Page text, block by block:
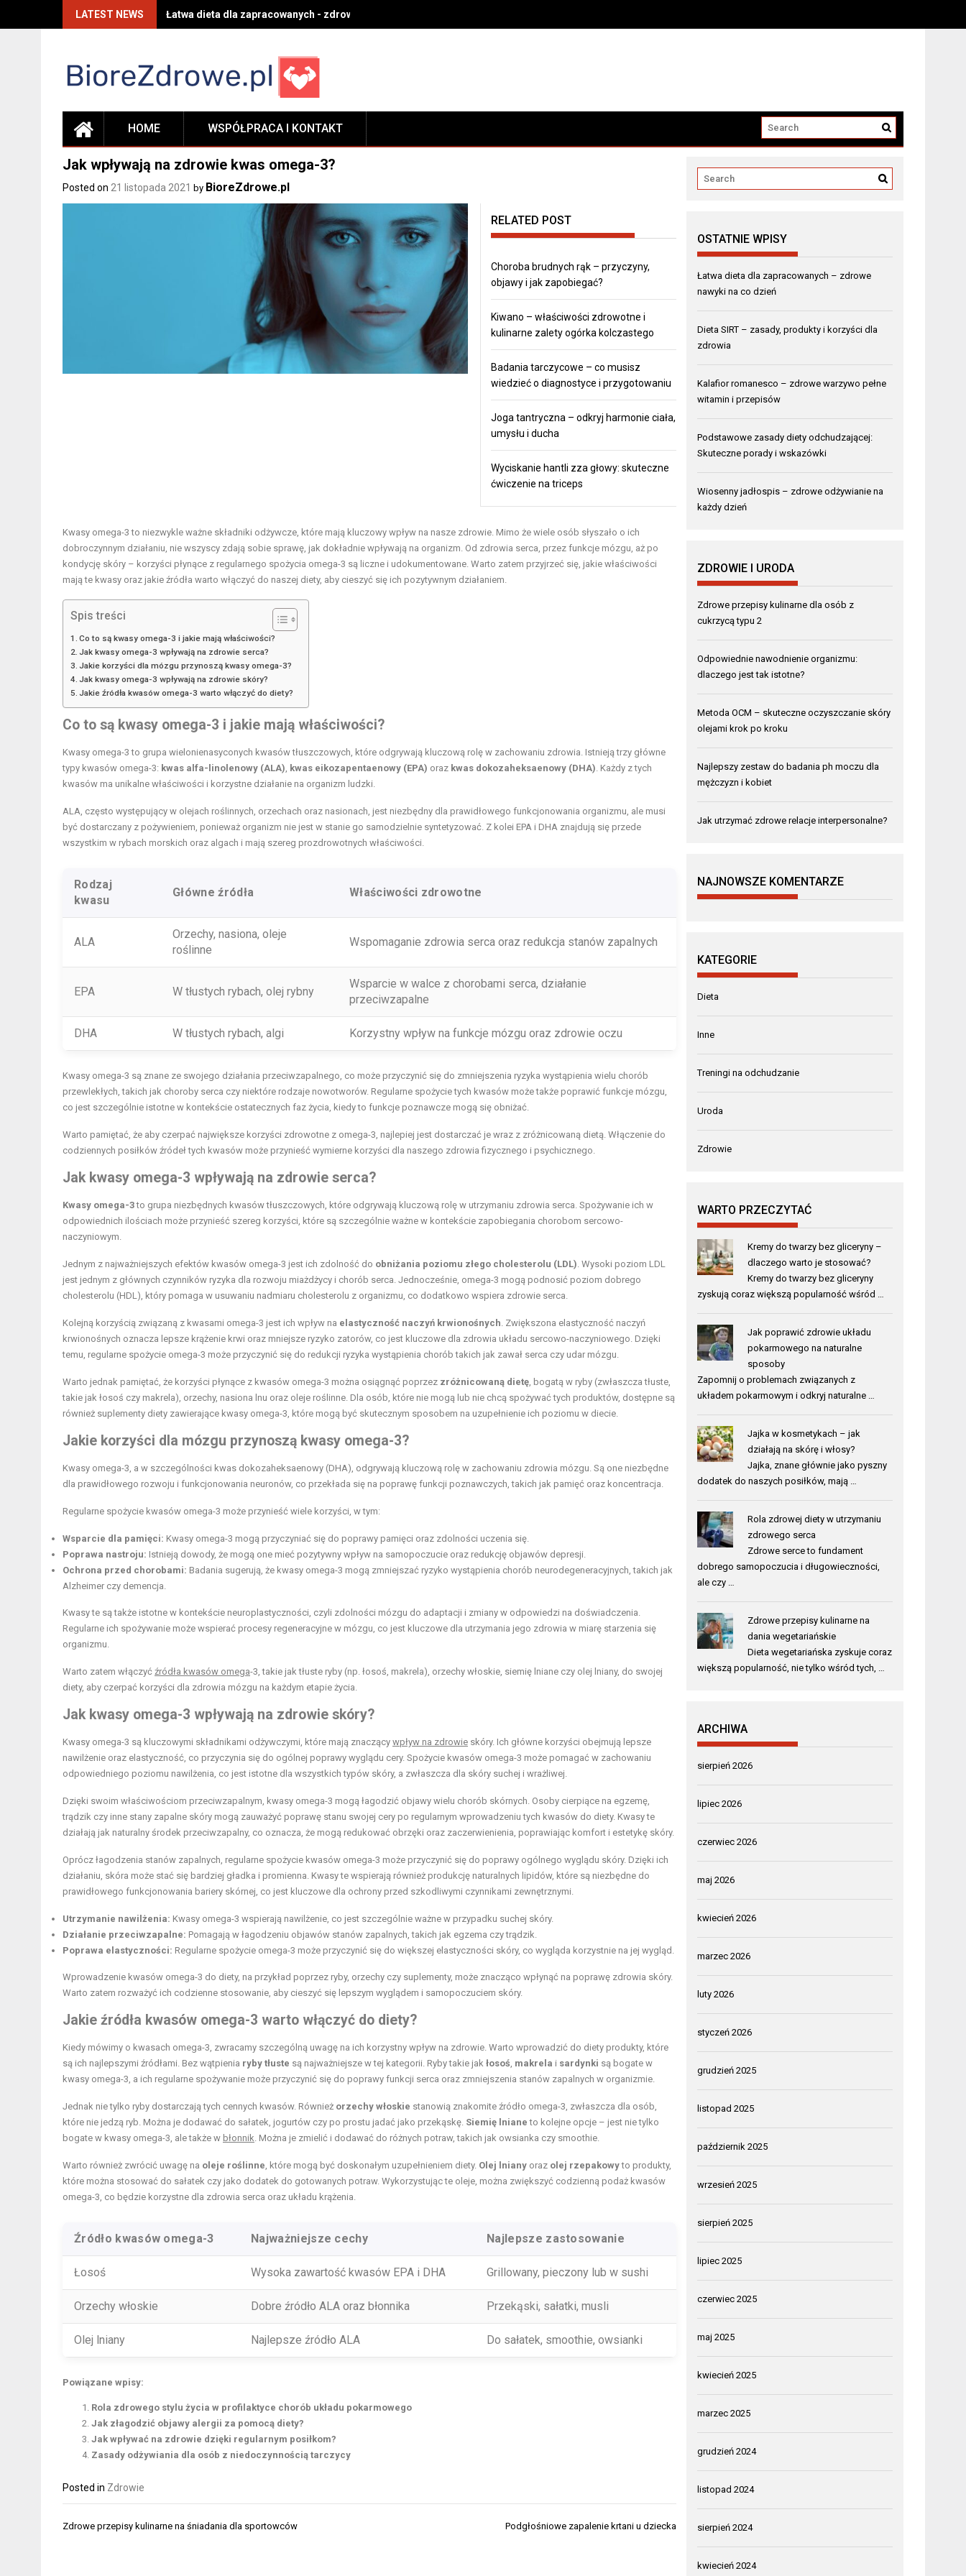
LATEST NEWS Łatwa dieta dla zapracowanych - zdrowe nawyki na co dzień
HOME WSPÓŁPRACA I KONTAKT
Jak wpływają na zdrowie kwas omega-3?
Posted on 21 listopada 2021 by BioreZdrowe.pl
RELATED POST
Choroba brudnych rąk – przyczyny,
objawy i jak zapobiegać?
Kiwano – właściwości zdrowotne i
kulinarne zalety ogórka kolczastego
Badania tarczycowe – co musisz
wiedzieć o diagnostyce i przygotowaniu
Joga tantryczna – odkryj harmonie ciała,
umysłu i ducha
Wyciskanie hantli zza głowy: skuteczne
ćwiczenie na triceps
Kwasy omega-3 to niezwykle ważne składniki odżywcze, które mają kluczowy wpływ na nasze zdrowie. Mimo że wiele osób słyszało o ich
dobroczynnym działaniu, nie wszyscy zdają sobie sprawę, jak dokładnie wpływają na organizm. Od zdrowia serca, przez funkcje mózgu, aż po
kondycję skóry – korzyści płynące z regularnego spożycia omega-3 są liczne i udokumentowane. Warto zatem przyjrzeć się, jakie właściwości
mają te kwasy oraz jakie źródła warto włączyć do naszej diety, aby cieszyć się ich pozytywnym działaniem.
Spis treści
Co to są kwasy omega-3 i jakie mają właściwości?
Jak kwasy omega-3 wpływają na zdrowie serca?
Jakie korzyści dla mózgu przynoszą kwasy omega-3?
Jak kwasy omega-3 wpływają na zdrowie skóry?
Jakie źródła kwasów omega-3 warto włączyć do diety?
Co to są kwasy omega-3 i jakie mają właściwości?
Kwasy omega-3 to grupa wielonienasyconych kwasów tłuszczowych, które odgrywają kluczową rolę w zachowaniu zdrowia. Istnieją trzy główne
typy kwasów omega-3: kwas alfa-linolenowy (ALA), kwas eikozapentaenowy (EPA) oraz kwas dokozaheksaenowy (DHA). Każdy z tych
kwasów ma unikalne właściwości i korzystne działanie na organizm ludzki.
ALA, często występujący w olejach roślinnych, orzechach oraz nasionach, jest niezbędny dla prawidłowego funkcjonowania organizmu, ale musi
być dostarczany z pożywieniem, ponieważ organizm nie jest w stanie go samodzielnie syntetyzować. Z kolei EPA i DHA znajdują się przede
wszystkim w rybach morskich oraz algach i mają szereg prozdrowotnych właściwości.
Rodzaj
kwasu
Główne źródła Właściwości zdrowotne
ALA
Orzechy, nasiona, oleje
roślinne
Wspomaganie zdrowia serca oraz redukcja stanów zapalnych
EPA W tłustych rybach, olej rybny
Wsparcie w walce z chorobami serca, działanie
przeciwzapalne
DHA W tłustych rybach, algi Korzystny wpływ na funkcje mózgu oraz zdrowie oczu
Kwasy omega-3 są znane ze swojego działania przeciwzapalnego, co może przyczynić się do zmniejszenia ryzyka wystąpienia wielu chorób
przewlekłych, takich jak choroby serca czy niektóre rodzaje nowotworów. Regularne spożycie tych kwasów może także poprawić funkcje mózgu,
co jest szczególnie istotne w kontekście ostatecznych faz życia, kiedy to funkcje poznawcze mogą się obniżać.
Warto pamiętać, że aby czerpać największe korzyści zdrowotne z omega-3, najlepiej jest dostarczać je wraz z zróżnicowaną dietą. Włączenie do
codziennych posiłków źródeł tych kwasów może przynieść wymierne korzyści dla naszego zdrowia fizycznego i psychicznego.
Jak kwasy omega-3 wpływają na zdrowie serca?
Kwasy omega-3to grupa niezbędnych kwasów tłuszczowych, które odgrywają kluczową rolę w utrzymaniu zdrowia serca. Spożywanie ich w
odpowiednich ilościach może przynieść szereg korzyści, które są szczególnie ważne w kontekście zapobiegania chorobom sercowo-
naczyniowym.
Jednym z najważniejszych efektów kwasów omega-3 jest ich zdolność do obniżania poziomu złego cholesterolu (LDL). Wysoki poziom LDL
jest jednym z głównych czynników ryzyka dla rozwoju miażdżycy i chorób serca. Jednocześnie, omega-3 mogą podnosić poziom dobrego
cholesterolu (HDL), który pomaga w usuwaniu nadmiaru cholesterolu z organizmu, co dodatkowo wspiera zdrowie serca.
Kolejną korzyścią związaną z kwasami omega-3 jest ich wpływ na elastyczność naczyń krwionośnych. Zwiększona elastyczność naczyń
krwionośnych oznacza lepsze krążenie krwi oraz mniejsze ryzyko zatorów, co jest kluczowe dla zdrowia układu sercowo-naczyniowego. Dzięki
temu, regularne spożycie omega-3 może przyczynić się do redukcji ryzyka wystąpienia chorób takich jak zawał serca czy udar mózgu.
Warto jednak pamiętać, że korzyści płynące z kwasów omega-3 można osiągnąć poprzez zróżnicowaną dietę, bogatą w ryby (zwłaszcza tłuste,
takie jak łosoś czy makrela), orzechy, nasiona lnu oraz oleje roślinne. Dla osób, które nie mogą lub nie chcą spożywać tych produktów, dostępne są
również suplementy diety zawierające kwasy omega-3, które mogą być skutecznym sposobem na uzupełnienie ich poziomu w diecie.
Jakie korzyści dla mózgu przynoszą kwasy omega-3?
Kwasy omega-3, a w szczególności kwas dokozaheksaenowy (DHA), odgrywają kluczową rolę w zachowaniu zdrowia mózgu. Są one niezbędne
dla prawidłowego rozwoju i funkcjonowania neuronów, co przekłada się na poprawę funkcji poznawczych, takich jak pamięć oraz koncentracja.
Regularne spożycie kwasów omega-3 może przynieść wiele korzyści, w tym:
Wsparcie dla pamięci: Kwasy omega-3 mogą przyczyniać się do poprawy pamięci oraz zdolności uczenia się.
Poprawa nastroju: Istnieją dowody, że mogą one mieć pozytywny wpływ na samopoczucie oraz redukcję objawów depresji.
Ochrona przed chorobami: Badania sugerują, że kwasy omega-3 mogą zmniejszać ryzyko wystąpienia chorób neurodegeneracyjnych, takich jak
Alzheimer czy demencja.
Kwasy te są także istotne w kontekście neuroplastyczności, czyli zdolności mózgu do adaptacji i zmiany w odpowiedzi na doświadczenia.
Regularne ich spożywanie może wspierać procesy regeneracyjne w mózgu, co jest kluczowe dla utrzymania jego zdrowia w miarę starzenia się
organizmu.
Warto zatem włączyć źródła kwasów omega-3, takie jak tłuste ryby (np. łosoś, makrela), orzechy włoskie, siemię lniane czy olej lniany, do swojej
diety, aby czerpać korzyści dla zdrowia mózgu na każdym etapie życia.
Jak kwasy omega-3 wpływają na zdrowie skóry?
Kwasy omega-3 są kluczowymi składnikami odżywczymi, które mają znaczący wpływ na zdrowie skóry. Ich główne korzyści obejmują lepsze
nawilżenie oraz elastyczność, co przyczynia się do ogólnej poprawy wyglądu cery. Spożycie kwasów omega-3 może pomagać w zachowaniu
odpowiedniego poziomu nawilżenia, co jest istotne dla wszystkich typów skóry, a zwłaszcza dla skóry suchej i wrażliwej.
Dzięki swoim właściwościom przeciwzapalnym, kwasy omega-3 mogą łagodzić objawy wielu chorób skórnych. Osoby cierpiące na egzemę,
trądzik czy inne stany zapalne skóry mogą zauważyć poprawę stanu swojej cery po regularnym wprowadzeniu tych kwasów do diety. Kwasy te
działają jak naturalny środek przeciwzapalny, co oznacza, że mogą redukować obrzęki oraz zaczerwienienia, poprawiając komfort i estetykę skóry.
Oprócz łagodzenia stanów zapalnych, regularne spożycie kwasów omega-3 może przyczynić się do poprawy ogólnego wyglądu skóry. Dzięki ich
działaniu, skóra może stać się bardziej gładka i promienna. Kwasy te wspierają również produkcję naturalnych lipidów, które są niezbędne do
prawidłowego funkcjonowania bariery skórnej, co jest kluczowe dla ochrony przed szkodliwymi czynnikami zewnętrznymi.
Utrzymanie nawilżenia: Kwasy omega-3 wspierają nawilżenie, co jest szczególnie ważne w przypadku suchej skóry.
Działanie przeciwzapalne: Pomagają w łagodzeniu objawów stanów zapalnych, takich jak egzema czy trądzik.
Poprawa elastyczności: Regularne spożycie omega-3 może przyczynić się do większej elastyczności skóry, co wygląda korzystnie na jej wygląd.
Wprowadzenie kwasów omega-3 do diety, na przykład poprzez ryby, orzechy czy suplementy, może znacząco wpłynąć na poprawę zdrowia skóry.
Warto zatem rozważyć ich codzienne stosowanie, aby cieszyć się lepszym wyglądem i samopoczuciem skóry.
Jakie źródła kwasów omega-3 warto włączyć do diety?
Kiedy mówimy o kwasach omega-3, zwracamy szczególną uwagę na ich korzystny wpływ na zdrowie. Warto wprowadzić do diety produkty, które
są ich najlepszymi źródłami. Bez wątpienia ryby tłuste są najważniejsze w tej kategorii. Ryby takie jak łosoś, makrela i sardynki są bogate w
kwasy omega-3, a ich regularne spożywanie może przyczynić się do poprawy funkcji serca oraz zmniejszenia stanów zapalnych w organizmie.
Jednak nie tylko ryby dostarczają tych cennych kwasów. Również orzechy włoskie stanowią znakomite źródło omega-3, zwłaszcza dla osób,
które nie jedzą ryb. Można je dodawać do sałatek, jogurtów czy po prostu jadać jako przekąskę. Siemię lniane to kolejne opcje – jest nie tylko
bogate w kwasy omega-3, ale także w błonnik. Można je zmielić i dodawać do różnych potraw, takich jak owsianka czy smoothie.
Warto również zwrócić uwagę na oleje roślinne, które mogą być doskonałym uzupełnieniem diety. Olej lniany oraz olej rzepakowyto produkty,
które można stosować do sałatek czy jako dodatek do gotowanych potraw. Wykorzystując te oleje, można zwiększyć codzienną podaż kwasów
omega-3, co będzie korzystne dla zdrowia serca oraz układu krążenia.
Źródło kwasów omega-3 Najważniejsze cechy Najlepsze zastosowanie
Łosoś Wysoka zawartość kwasów EPA i DHA Grillowany, pieczony lub w sushi
Orzechy włoskie Dobre źródło ALA oraz błonnika Przekąski, sałatki, musli
Olej lniany Najlepsze źródło ALA Do sałatek, smoothie, owsianki
Powiązane wpisy:
Rola zdrowego stylu życia w profilaktyce chorób układu pokarmowego
Jak złagodzić objawy alergii za pomocą diety?
Jak wpływać na zdrowie dzięki regularnym posiłkom?
Zasady odżywiania dla osób z niedoczynnością tarczycy
Posted in Zdrowie
Nawigacja
Zdrowe przepisy kulinarne na śniadania dla sportowców Podgłośniowe zapalenie krtani u dziecka
OSTATNIE WPISY
Łatwa dieta dla zapracowanych – zdrowe
nawyki na co dzień
Dieta SIRT – zasady, produkty i korzyści dla
zdrowia
Kalafior romanesco – zdrowe warzywo pełne
witamin i przepisów
Podstawowe zasady diety odchudzającej:
Skuteczne porady i wskazówki
Wiosenny jadłospis – zdrowe odżywianie na
każdy dzień
ZDROWIE I URODA
Zdrowe przepisy kulinarne dla osób z
cukrzycą typu 2
Odpowiednie nawodnienie organizmu:
dlaczego jest tak istotne?
Metoda OCM – skuteczne oczyszczanie skóry
olejami krok po kroku
Najlepszy zestaw do badania ph moczu dla
mężczyzn i kobiet
Jak utrzymać zdrowe relacje interpersonalne?
NAJNOWSZE KOMENTARZE
KATEGORIE
Dieta
Inne
Treningi na odchudzanie
Uroda
Zdrowie
WARTO PRZECZYTAĆ
Kremy do twarzy bez gliceryny –
dlaczego warto je stosować?
Kremy do twarzy bez gliceryny
zyskują coraz większą popularność wśród …
Jak poprawić zdrowie układu
pokarmowego na naturalne
sposoby
Zapomnij o problemach związanych z
układem pokarmowym i odkryj naturalne …
Jajka w kosmetykach – jak
działają na skórę i włosy?
Jajka, znane głównie jako pyszny
dodatek do naszych posiłków, mają …
Rola zdrowej diety w utrzymaniu
zdrowego serca
Zdrowe serce to fundament
dobrego samopoczucia i długowieczności,
ale czy …
Zdrowe przepisy kulinarne na
dania wegetariańskie
Dieta wegetariańska zyskuje coraz
większą popularność, nie tylko wśród tych, …
ARCHIWA
sierpień 2026
lipiec 2026
czerwiec 2026
maj 2026
kwiecień 2026
marzec 2026
luty 2026
styczeń 2026
grudzień 2025
listopad 2025
październik 2025
wrzesień 2025
sierpień 2025
lipiec 2025
czerwiec 2025
maj 2025
kwiecień 2025
marzec 2025
grudzień 2024
listopad 2024
sierpień 2024
kwiecień 2024